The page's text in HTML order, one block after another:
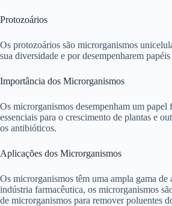
Protozoários
Os protozoários são microrganismos
sua diversidade e por desempenharem
Importância dos Microrganismos
Os microrganismos desempenham um
essenciais para o crescimento de plantas e
os antibióticos.
Aplicações dos Microrganismos
Os microrganismos têm uma ampla gama
indústria farmacêutica, os microrganismos
de microrganismos para remover poluentes